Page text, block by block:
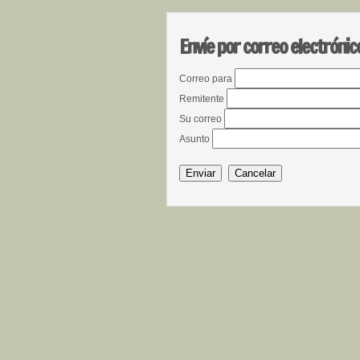
Envíe por correo
Correo para
Remitente
Su correo
Asunto
Enviar Cancelar